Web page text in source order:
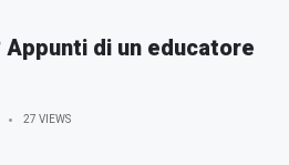
Appunti di un educatore
27 VIEWS